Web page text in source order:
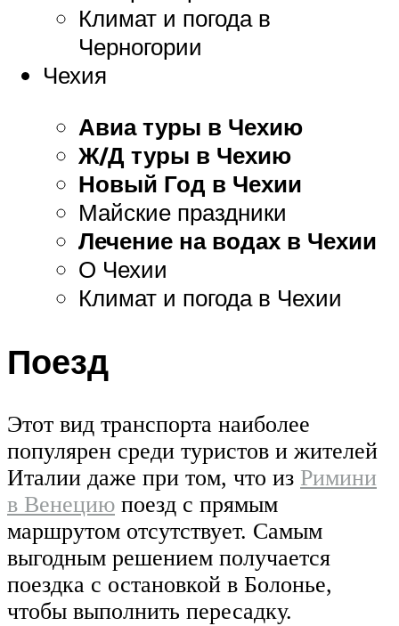
Климат и погода в
Черногории
Чехия
Авиа туры в Чехию
Ж/Д туры в Чехию
Новый Год в Чехии
Майские праздники
Лечение на водах в Чехии
О Чехии
Климат и погода в Чехии
Поезд
Этот вид транспорта наиболее
популярен среди туристов и жителей
Италии даже при том, что из Римини
в Венецию поезд с прямым
маршрутом отсутствует. Самым
выгодным решением получается
поездка с остановкой в Болонье,
чтобы выполнить пересадку.